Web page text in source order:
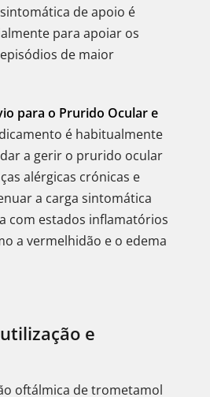
de apoio é
para apoiar os
de maior
para o Prurido Ocular e
é habitualmente
a gerir o prurido ocular
alérgicas crónicas e
a carga sintomática
com estados inflamatórios
a vermelhidão e o edema
e
oftálmica de trometamol